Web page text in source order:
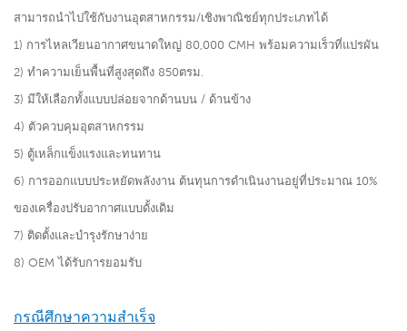
สามารถนำไปใช้กับงานอุตสาหกรรม/เชิงพาณิชย์ทุกประเภทได้
1) การไหลเวียนอากาศขนาดใหญ่ 80,000 CMH พร้อมความเร็วที่แปรผัน
2) ทำความเย็นพื้นที่สูงสุดถึง 850ตรม.
3) มีให้เลือกทั้งแบบปล่อยจากด้านบน / ด้านข้าง
4) ตัวควบคุมอุตสาหกรรม
5) ตู้เหล็กแข็งแรงและทนทาน
6) การออกแบบประหยัดพลังงาน ต้นทุนการดำเนินงานอยู่ที่ประมาณ 10%
ของเครื่องปรับอากาศแบบดั้งเดิม
7) ติดตั้งและบำรุงรักษาง่าย
8) OEM ได้รับการยอมรับ
กรณีศึกษาความสำเร็จ